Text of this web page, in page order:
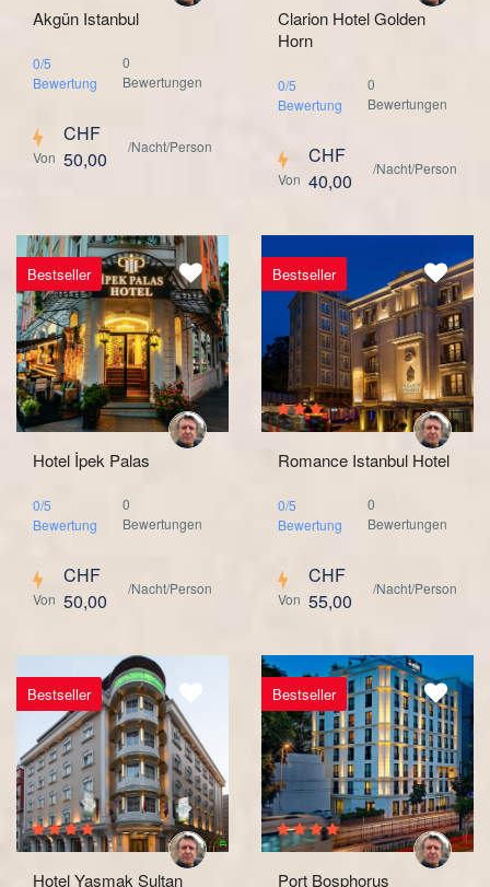
Akgün Istanbul
0/5
Bewertung
0
Bewertungen
Von
CHF
50,00
/Nacht/Person
Clarion Hotel Golden
Horn
0/5
Bewertung
0
Bewertungen
Von
CHF
40,00
/Nacht/Person
Bestseller
Hotel İpek Palas
0/5
Bewertung
0
Bewertungen
Von
CHF
50,00
/Nacht/Person
Bestseller
Romance Istanbul Hotel
0/5
Bewertung
0
Bewertungen
Von
CHF
55,00
/Nacht/Person
Bestseller
Hotel Yasmak Sultan
Bestseller
Port Bosphorus